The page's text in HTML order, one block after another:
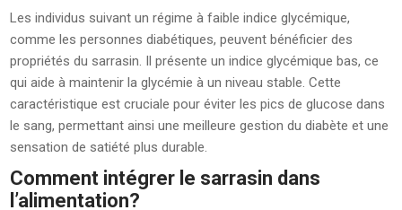
Les individus suivant un régime à faible indice glycémique,
comme les personnes diabétiques, peuvent bénéficier des
propriétés du sarrasin. Il présente un indice glycémique bas, ce
qui aide à maintenir la glycémie à un niveau stable. Cette
caractéristique est cruciale pour éviter les pics de glucose dans
le sang, permettant ainsi une meilleure gestion du diabète et une
sensation de satiété plus durable.
Comment intégrer le sarrasin dans
l’alimentation?